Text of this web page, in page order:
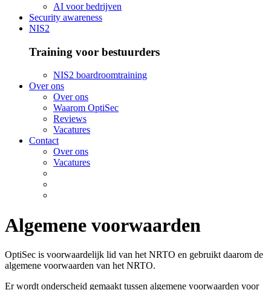
AI voor bedrijven
Security awareness
NIS2
Training voor bestuurders
NIS2 boardroomtraining
Over ons
Over ons
Waarom OptiSec
Reviews
Vacatures
Contact
Over ons
Vacatures
Algemene voorwaarden
OptiSec is voorwaardelijk lid van het NRTO en gebruikt daarom de
algemene voorwaarden van het NRTO.
Er wordt onderscheid gemaakt tussen algemene voorwaarden voor